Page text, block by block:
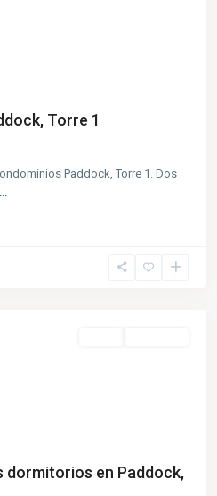
Torre 1
Paddock, Torre 1. Dos
...
dormitorios en Paddock,